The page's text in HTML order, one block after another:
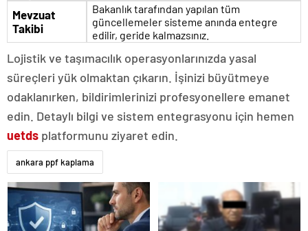
Mevzuat
Takibi
Bakanlık tarafından yapılan tüm
güncellemeler sisteme anında entegre
edilir, geride kalmazsınız.
Lojistik ve taşımacılık operasyonlarınızda yasal
süreçleri yük olmaktan çıkarın. İşinizi büyütmeye
odaklanırken, bildirimlerinizi profesyonellere emanet
edin. Detaylı bilgi ve sistem entegrasyonu için hemen
uetds platformunu ziyaret edin.
ankara ppf kaplama